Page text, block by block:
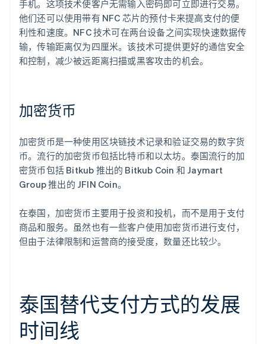
手机。这项技术使客户无需输入密码即可立即进行交易。
他们还可以使用带有 NFC 芯片的预付卡来提高支付的便
利性和速度。NFC 技术可在两台设备之间实现快速数据传
输，传输距离仅为四厘米。该技术可提供更好的通信安全
和控制，减少被远距离扫描或黑客攻击的机会。
加密货币
加密货币是一种使用区块链技术记录和验证交易的数字货
币。流行的加密货币包括比特币和以太坊。泰国流行的加
密货币包括 Bitkub 推出的 Bitkub Coin 和 Jaymart
Group 推出的 JFIN Coin。
在泰国，加密货币主要用于投资和投机，而不是用于支付
商品和服务。虽然也有一些客户使用加密货币进行支付，
但由于法律限制和运营商的接受度，数量还比较少。
泰国替代支付方式的发展
时间线